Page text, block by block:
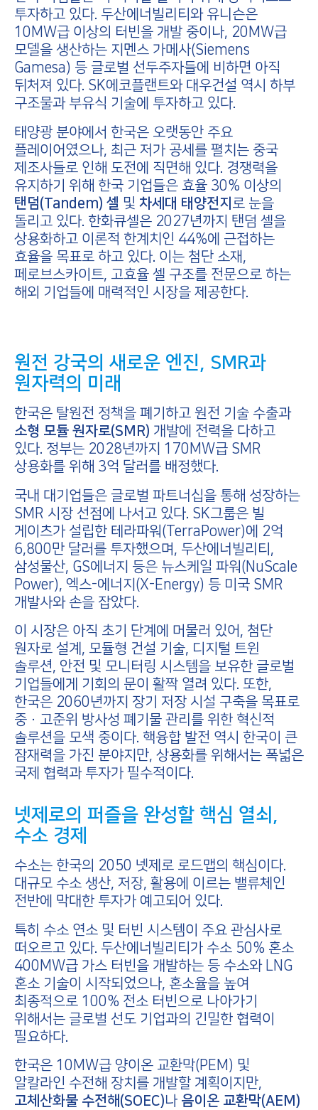
투자하고 있다. 두산에너빌리티와 유니슨은
10MW급 이상의 터빈을 개발 중이나, 20MW급
모델을 생산하는 지멘스 가메사(Siemens
Gamesa) 등 글로벌 선두주자들에 비하면 아직
뒤처져 있다. SK에코플랜트와 대우건설 역시 하부
구조물과 부유식 기술에 투자하고 있다.
태양광 분야에서 한국은 오랫동안 주요
플레이어였으나, 최근 저가 공세를 펼치는 중국
제조사들로 인해 도전에 직면해 있다. 경쟁력을
유지하기 위해 한국 기업들은 효율 30% 이상의
탠덤(Tandem) 셀 및 차세대 태양전지 로 눈을
돌리고 있다. 한화큐셀은 2027년까지 탠덤 셀을
상용화하고 이론적 한계치인 44%에 근접하는
효율을 목표로 하고 있다. 이는 첨단 소재,
페로브스카이트, 고효율 셀 구조를 전문으로 하는
해외 기업들에 매력적인 시장을 제공한다.
원전 강국의 새로운 엔진, SMR과
원자력의 미래
한국은 탈원전 정책을 폐기하고 원전 기술 수출과
소형 모듈 원자로(SMR) 개발에 전력을 다하고
있다. 정부는 2028년까지 170MW급 SMR
상용화를 위해 3억 달러를 배정했다.
국내 대기업들은 글로벌 파트너십을 통해 성장하는
SMR 시장 선점에 나서고 있다. SK그룹은 빌
게이츠가 설립한 테라파워(TerraPower)에 2억
6,800만 달러를 투자했으며, 두산에너빌리티,
삼성물산, GS에너지 등은 뉴스케일 파워(NuScale
Power), 엑스-에너지(X-Energy) 등 미국 SMR
개발사와 손을 잡았다.
이 시장은 아직 초기 단계에 머물러 있어, 첨단
원자로 설계, 모듈형 건설 기술, 디지털 트윈
솔루션, 안전 및 모니터링 시스템을 보유한 글로벌
기업들에게 기회의 문이 활짝 열려 있다. 또한,
한국은 2060년까지 장기 저장 시설 구축을 목표로
중·고준위 방사성 폐기물 관리를 위한 혁신적
솔루션을 모색 중이다. 핵융합 발전 역시 한국이 큰
잠재력을 가진 분야지만, 상용화를 위해서는 폭넓은
국제 협력과 투자가 필수적이다.
넷제로의 퍼즐을 완성할 핵심 열쇠,
수소 경제
수소는 한국의 2050 넷제로 로드맵의 핵심이다.
대규모 수소 생산, 저장, 활용에 이르는 밸류체인
전반에 막대한 투자가 예고되어 있다.
특히 수소 연소 및 터빈 시스템이 주요 관심사로
떠오르고 있다. 두산에너빌리티가 수소 50% 혼소
400MW급 가스 터빈을 개발하는 등 수소와 LNG
혼소 기술이 시작되었으나, 혼소율을 높여
최종적으로 100% 전소 터빈으로 나아가기
위해서는 글로벌 선도 기업과의 긴밀한 협력이
필요하다.
한국은 10MW급 양이온 교환막(PEM) 및
알칼라인 수전해 장치를 개발할 계획이지만,
고체산화물 수전해(SOEC)나 음이온 교환막(AEM)